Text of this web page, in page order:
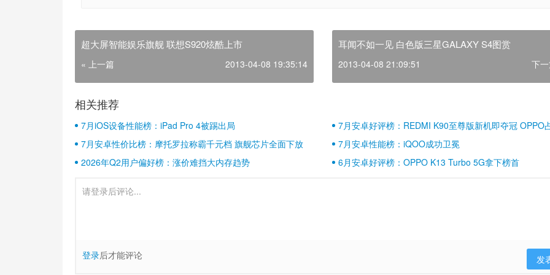
超大屏智能娱乐旗舰 联想S920炫酷上市
« 上一篇 2013-04-08 19:35:14
耳闻不如一见 白色版三星GALAXY S4图赏
2013-04-08 21:09:51 下
相关推荐
7月iOS设备性能榜：iPad Pro 4被踢出局
7月安卓好评榜：REDMI K90至尊版新机即夺冠 OPPO
壁江山
7月安卓性价比榜：摩托罗拉称霸千元档 旗舰芯片全面下放
7月安卓性能榜：iQOO成功卫冕
2026年Q2用户偏好榜：涨价难挡大内存趋势
6月安卓好评榜：OPPO K13 Turbo 5G拿下榜首
登录后才能评论 发